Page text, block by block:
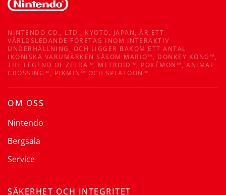
NINTENDO CO., LTD., KYOTO, JAPAN, ÄR ETT
VÄRLDSLEDANDE FÖRETAG INOM INTERAKTIV
UNDERHÅLLNING, OCH LIGGER BAKOM ETT ANTAL
IKONISKA VARUMÄRKEN SÅSOM MARIO™, DONKEY KONG™,
THE LEGEND OF ZELDA™, METROID™, POKÉMON™, ANIMAL
CROSSING™, PIKMIN™ OCH SPLATOON™.
OM OSS
Nintendo
Bergsala
Service
SÄKERHET OCH INTEGRITET